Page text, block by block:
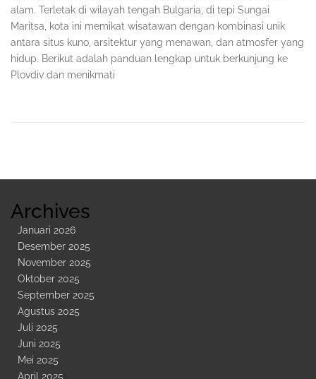
alam. Terletak di wilayah tengah Bulgaria, di tepi Sungai
Maritsa, kota ini memikat wisatawan dengan kombinasi unik
antara situs kuno, arsitektur yang menawan, dan atmosfer yang
hidup. Berikut adalah panduan lengkap untuk berkunjung ke
Plovdiv dan menikmati
Archives
Januari 2026
Desember 2025
November 2025
Oktober 2025
September 2025
Agustus 2025
Juli 2025
Juni 2025
Mei 2025
April 2025